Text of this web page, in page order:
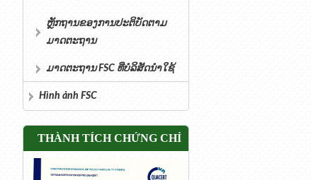
ຫຼັກຖານຂອງການປະຕິບັດຕາມ
ມາດຕະຖານ
ມາດຕະຖານ FSC ທີ່ບໍລິສັດນຳໃຊ້
Hình ảnh FSC
THÀNH TÍCH CHỨNG CHỈ